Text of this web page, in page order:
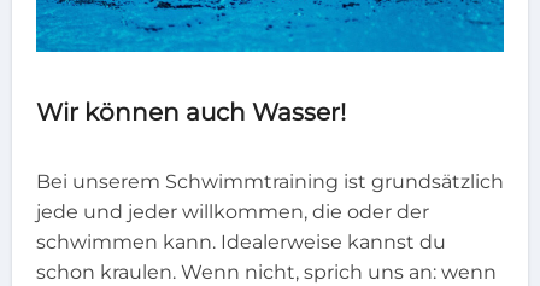
Wir können auch Wasser!
Bei unserem Schwimmtraining ist grundsätzlich
jede und jeder willkommen, die oder der
schwimmen kann. Idealerweise kannst du
schon kraulen. Wenn nicht, sprich uns an: wenn